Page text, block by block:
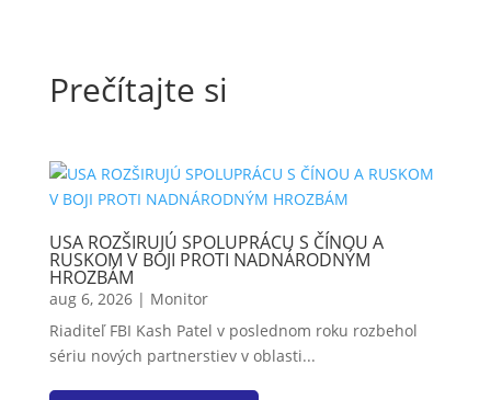
Prečítajte si
USA ROZŠIRUJÚ SPOLUPRÁCU S ČÍNOU A
RUSKOM V BOJI PROTI NADNÁRODNÝM
HROZBÁM
aug 6, 2026| Monitor
Riaditeľ FBI Kash Patel v poslednom roku rozbehol
sériu nových partnerstiev v oblasti...